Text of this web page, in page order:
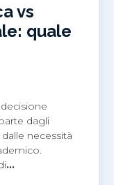
vs
quale
dagli
necessità
…